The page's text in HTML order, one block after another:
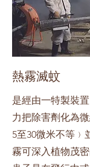
熱霧滅蚊
是經由一特製裝
力把除害劑化為
5至30微米不等﹚
霧可深入植物茂